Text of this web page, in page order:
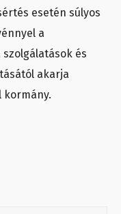
esetén súlyos
a
és
akarja
kormány.